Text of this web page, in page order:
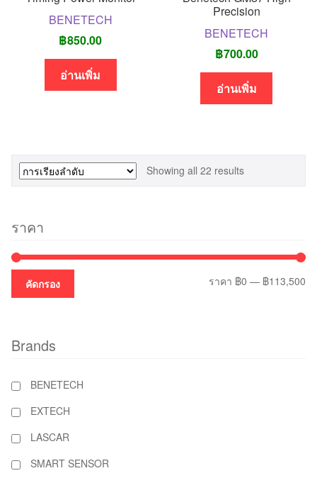
BENETECH
฿850.00
อ่านเพิ่ม
Precision
BENETECH
฿700.00
อ่านเพิ่ม
Showing all 22 results
ราคา
คัดกรอง ราคา ฿0 — ฿113,500
Brands
BENETECH
EXTECH
LASCAR
SMART SENSOR